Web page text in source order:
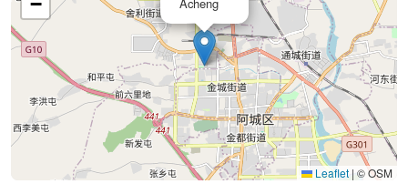
Leaflet | © OSM